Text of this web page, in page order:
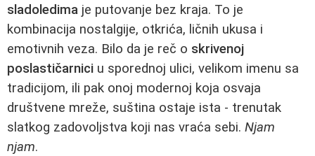
sladoledima je putovanje bez kraja. To je
kombinacija nostalgije, otkrića, ličnih ukusa i
emotivnih veza. Bilo da je reč o skrivenoj
poslastičarnici u sporednoj ulici, velikom imenu sa
tradicijom, ili pak onoj modernoj koja osvaja
društvene mreže, suština ostaje ista - trenutak
slatkog zadovoljstva koji nas vraća sebi. Njam
njam.